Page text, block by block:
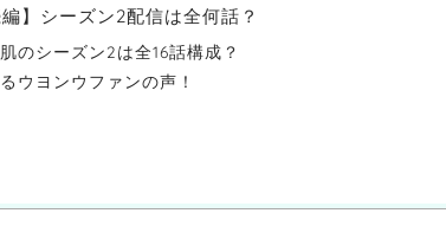
】シーズン2配信は全何話？
のシーズン2は全16話構成？
ウヨンウファンの声！